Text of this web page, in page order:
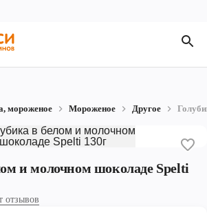
мороженое Мороженое Другое
и молочном шоколаде Spelti
отзывов